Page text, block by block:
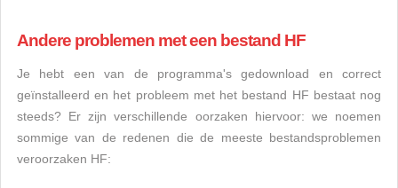
Andere problemen met een bestand HF
Je hebt een van de programma's gedownload en correct
geïnstalleerd en het probleem met het bestand HF bestaat nog
steeds? Er zijn verschillende oorzaken hiervoor: we noemen
sommige van de redenen die de meeste bestandsproblemen
veroorzaken HF: